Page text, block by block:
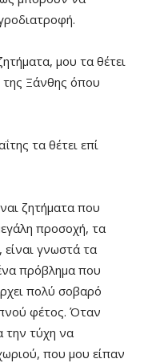
μου τα θέτει
της Ξάνθης όπου
τα θέτει επί
ζητήματα που
προσοχή, τα
είναι γνωστά τα
πρόβλημα που
πολύ σοβαρό
φέτος. Όταν
την τύχη να
που μου είπαν